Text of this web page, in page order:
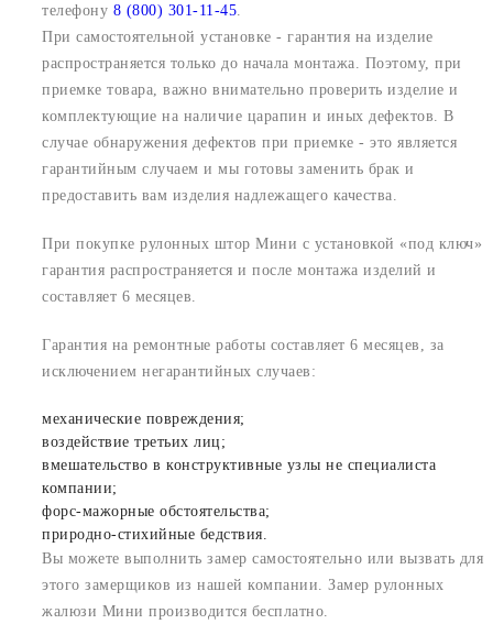
телефону 8 (800) 301-11-45
При самостоятельной установке - гарантия на изделие
распространяется только до начала монтажа. Поэтому, при
приемке товара, важно внимательно проверить изделие и
комплектующие на наличие царапин и иных дефектов. В
случае обнаружения дефектов при приемке - это является
гарантийным случаем и мы готовы заменить брак и
предоставить вам изделия надлежащего качества.
При покупке рулонных штор Мини с установкой «под ключ»
гарантия распространяется и после монтажа изделий и
составляет 6 месяцев.
Гарантия на ремонтные работы составляет 6 месяцев, за
исключением негарантийных случаев:
механические повреждения;
воздействие третьих лиц;
вмешательство в конструктивные узлы не специалиста
компании;
форс-мажорные обстоятельства;
природно-стихийные бедствия.
Вы можете выполнить замер самостоятельно или вызвать для
этого замерщиков из нашей компании. Замер рулонных
жалюзи Мини производится бесплатно.